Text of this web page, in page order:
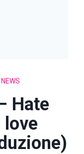
Hate
love